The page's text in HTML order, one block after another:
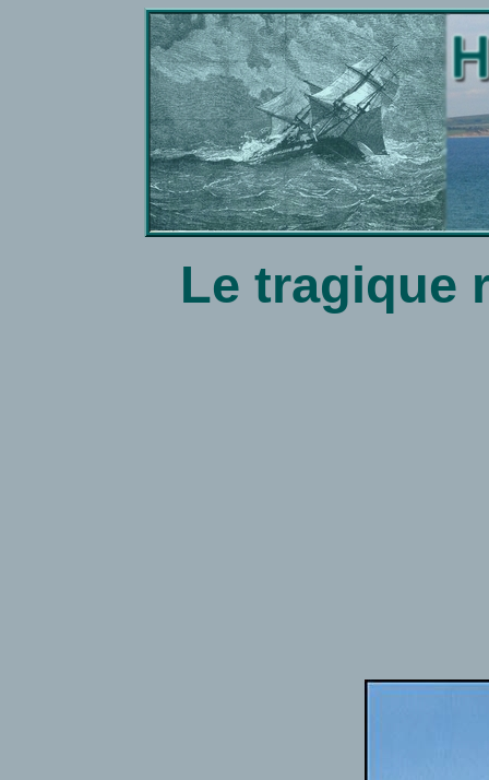
Le tragique